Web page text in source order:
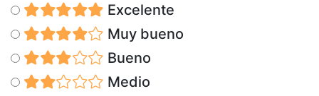
Excelente
Muy bueno
Bueno
Medio